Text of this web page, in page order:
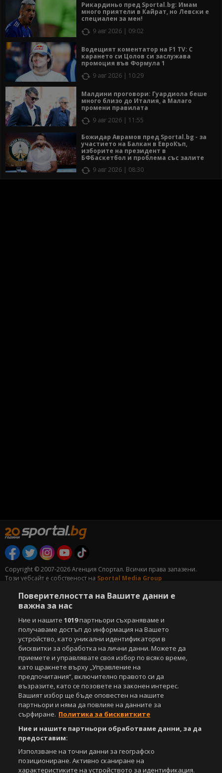
Рикардиньо пред Sportal.bg: Имам
много приятели в Кайрат, но Левски е
специален за мен!
9 авг 2026 | 09:02
Водещият коментатор на F1 TV: С
карането си Цолов си заслужава
промоция във Формула 1
9 авг 2026 | 10:29
Малдини проговори: Гуардиола беше
много близо до Италия, а Малаго
промени правилата
9 авг 2026 | 11:55
Божидар Аврамов пред Sportal.bg - за
участието на Балкан в ЕвроКъп,
изборите на президент в
БФБаскетбол и проблема със залите
9 авг 2026 | 08:30
Copyright © 2007-2026 Агенция Спортал. Всички права запазени.
Този уебсайт е собственост на Sportal Media Group
За нас Екип За рекламa
Общи условия
Етични правила на НСС
Управление на предпочитания
Съдържанието на този уеб сайт и технологиите, използвани в него, са
под закрила на Закона за авторското право и сродните му права.
Всички статии, репортажи, интервюта и други текстови, графични и
видео материали, публикувани в сайта, са собственост на Агенция
Спортал, освен ако изрично е посочено друго. Допуска се
публикуване на текстови материали само след писмено съгласие на
Агенция Спортал, посочване на източника и добавяне на линк към
www.sportal.bg. Използването на графични и видео материали,
публикувани в сайта, е строго забранено. Нарушителите ще бъдат
санкционирани с цялата строгост на закона.
СвалиБЕЗПЛАТНОТО
Поверителността на Вашите данни е
важна за нас
Ние и нашите1019партньори съхраняваме и
получаваме достъп до информация на Вашето
устройство, като уникални идентификатори в
бисквитки за обработка на лични данни. Можете да
приемете и управлявате своя избор по всяко време,
като щракнете върху „Управление на
предпочитания“, включително правото си да
възразите, като се позовете на законен интерес.
Вашият избор ще бъде оповестен на нашите
партньори и няма да повлияе на данните за
сърфиране. Политика за бисквитките
Ние и нашите партньори обработваме данни, за да
предоставим:
Използване на точни данни за географско
позициониране. Активно сканиране на
характеристиките на устройството за идентификация.